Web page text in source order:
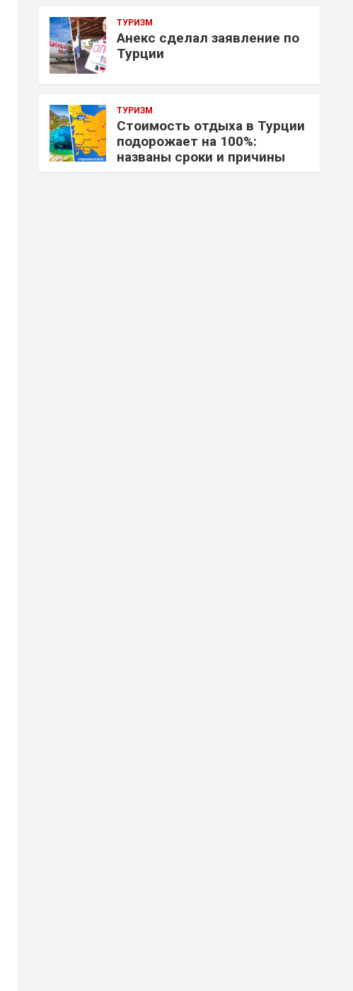
ТУРИЗМ
Анекс сделал заявление по
Турции
ТУРИЗМ
Стоимость отдыха в Турции
подорожает на 100%:
названы сроки и причины